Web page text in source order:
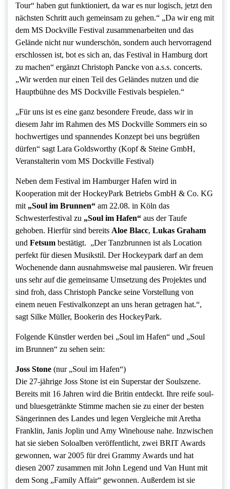
Tour“ haben gut funktioniert, da war es nur logisch, jetzt den
nächsten Schritt auch gemeinsam zu gehen.“ „Da wir eng mit
dem MS Dockville Festival zusammenarbeiten und das
Gelände nicht nur wunderschön, sondern auch hervorragend
erschlossen ist, bot es sich an, das Festival in Hamburg dort
zu machen“ ergänzt Christoph Pancke von a.s.s. concerts.
„Wir werden nur einen Teil des Geländes nutzen und die
Hauptbühne des MS Dockville Festivals bespielen.“
„Für uns ist es eine ganz besondere Freude, dass wir in
diesem Jahr im Rahmen des MS Dockville Sommers ein so
hochwertiges und spannendes Konzept bei uns begrüßen
dürfen“ sagt Lara Goldsworthy (Kopf & Steine GmbH,
Veranstalterin vom MS Dockville Festival)
Neben dem Festival im Hamburger Hafen wird in
Kooperation mit der HockeyPark Betriebs GmbH & Co. KG
mit „Soul im Brunnen“ am 22.08. in Köln das
Schwesterfestival zu „Soul im Hafen“ aus der Taufe
gehoben. Hierfür sind bereits Aloe Blacc, Lukas Graham
und Fetsum bestätigt. „Der Tanzbrunnen ist als Location
perfekt für diesen Musikstil. Der Hockeypark darf an dem
Wochenende dann ausnahmsweise mal pausieren. Wir freuen
uns sehr auf die gemeinsame Umsetzung des Projektes und
sind froh, dass Christoph Pancke seine Vorstellung von
einem neuen Festivalkonzept an uns heran getragen hat.“,
sagt Silke Müller, Bookerin des HockeyPark.
Folgende Künstler werden bei „Soul im Hafen“ und „Soul
im Brunnen“ zu sehen sein:
Joss Stone (nur „Soul im Hafen“)
Die 27-jährige Joss Stone ist ein Superstar der Soulszene.
Bereits mit 16 Jahren wird die Britin entdeckt. Ihre reife soul-
und bluesgetränkte Stimme machen sie zu einer der besten
Sängerinnen des Landes und legen Vergleiche mit Aretha
Franklin, Janis Joplin und Amy Winehouse nahe. Inzwischen
hat sie sieben Soloalben veröffentlicht, zwei BRIT Awards
gewonnen, war 2005 für drei Grammy Awards und hat
diesen 2007 zusammen mit John Legend und Van Hunt mit
dem Song „Family Affair“ gewonnen. Außerdem ist sie